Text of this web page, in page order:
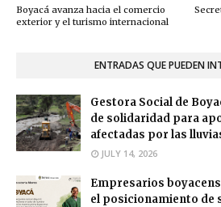
Boyacá avanza hacia el comercio
exterior y el turismo internacional
ENTRADAS QUE PUEDEN
Gestora Social de
de solidaridad para
afectadas por las
JULY 14, 2026
Empresarios
el posicionamiento de